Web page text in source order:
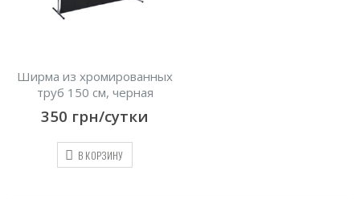
Ширма из хромированных
труб 150 см, черная
350 грн/сутки
В КОРЗИНУ